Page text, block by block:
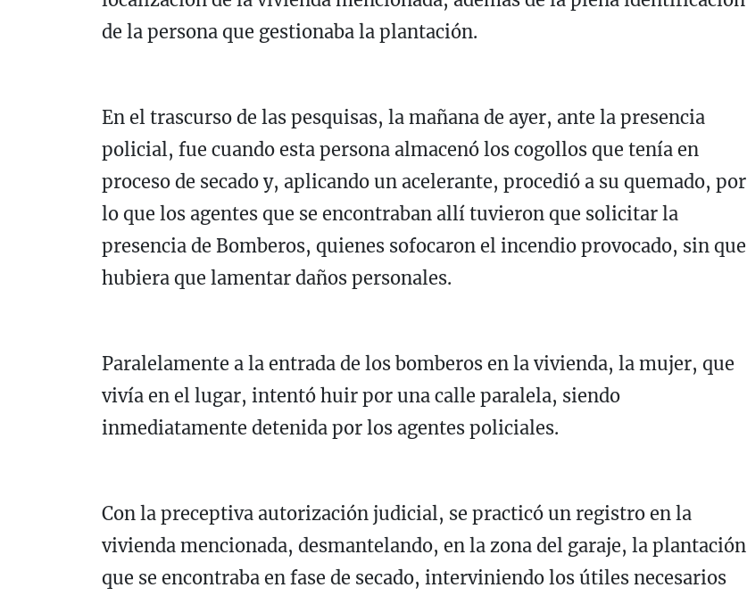
de la persona que gestionaba la plantación.
En el trascurso de las pesquisas, la mañana de ayer, ante la presencia
policial, fue cuando esta persona almacenó los cogollos que tenía en
proceso de secado y, aplicando un acelerante, procedió a su quemado, por
lo que los agentes que se encontraban allí tuvieron que solicitar la
presencia de Bomberos, quienes sofocaron el incendio provocado, sin que
hubiera que lamentar daños personales.
Paralelamente a la entrada de los bomberos en la vivienda, la mujer, que
vivía en el lugar, intentó huir por una calle paralela, siendo
inmediatamente detenida por los agentes policiales.
Con la preceptiva autorización judicial, se practicó un registro en la
vivienda mencionada, desmantelando, en la zona del garaje, la plantación
que se encontraba en fase de secado, interviniendo los útiles necesarios